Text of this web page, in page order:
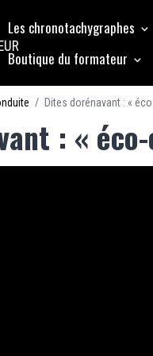
Les chronotachygraphes
Boutique du formateur
Dites dorénavant : «
: «